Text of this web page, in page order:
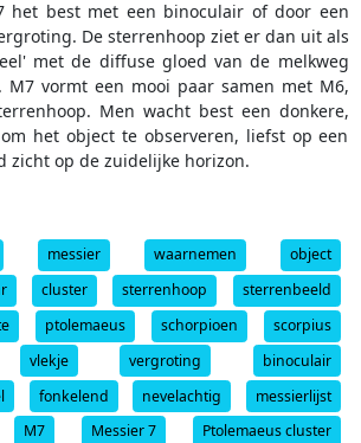
het best met een binoculair of door een
De sterrenhoop ziet er dan uit als
met de diffuse gloed van de melkweg
M7 vormt een mooi paar samen met M6,
Men wacht best een donkere,
het object te observeren, liefst op een
zicht op de zuidelijke horizon.
messier waarnemen
object
cluster sterrenhoop
sterrenbeeld
ptolemaeus schorpioen
scorpius
vlekje vergroting
binoculair
fonkelend nevelachtig
messierlijst
M7 Messier 7
Ptolemaeus cluster